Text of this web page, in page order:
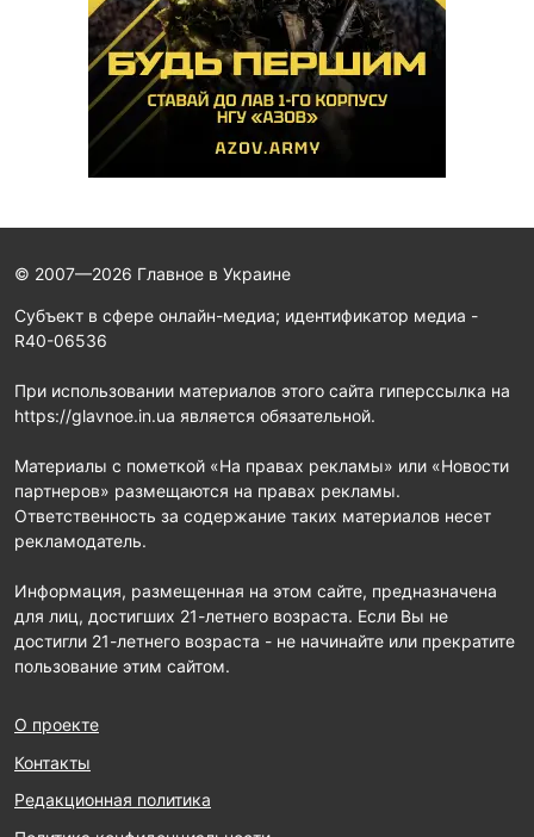
© 2007—2026 Главное в Украине
Субъект в сфере онлайн-медиа; идентификатор медиа -
R40-06536
При использовании материалов этого сайта гиперссылка на
https://glavnoe.in.ua является обязательной.
Материалы с пометкой «На правах рекламы» или «Новости
партнеров» размещаются на правах рекламы.
Ответственность за содержание таких материалов несет
рекламодатель.
Информация, размещенная на этом сайте, предназначена
для лиц, достигших 21-летнего возраста. Если Вы не
достигли 21-летнего возраста - не начинайте или прекратите
пользование этим сайтом.
О проекте
Контакты
Редакционная политика